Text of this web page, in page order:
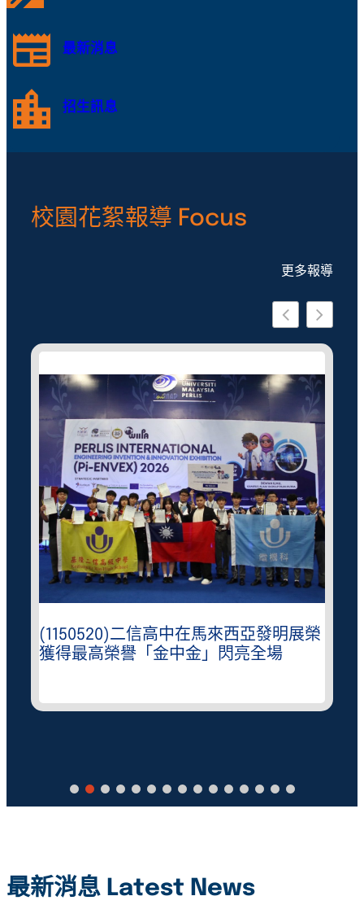
最新消息
招生訊息
校園花絮報導 Focus
更多報導
(1150520)二信高中在馬來西亞發明展榮
獲得最高榮譽「金中金」閃亮全場
最新消息 Latest News